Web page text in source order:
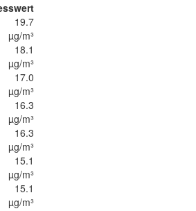
19.7
µg/m³
18.1
µg/m³
17.0
µg/m³
16.3
µg/m³
16.3
µg/m³
15.1
µg/m³
15.1
µg/m³